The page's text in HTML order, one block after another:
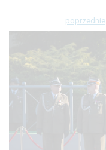
poprzednie